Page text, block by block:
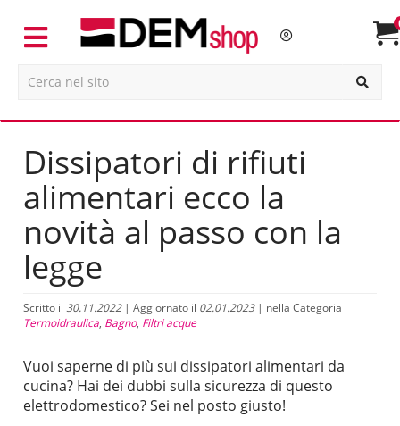
Dissipatori di rifiuti
alimentari ecco la
novità al passo con la
legge
Scritto il 30.11.2022| Aggiornato il 02.01.2023| nella Categoria
Termoidraulica, Bagno, Filtri acque
Vuoi saperne di più sui dissipatori alimentari da
cucina? Hai dei dubbi sulla sicurezza di questo
elettrodomestico? Sei nel posto giusto!